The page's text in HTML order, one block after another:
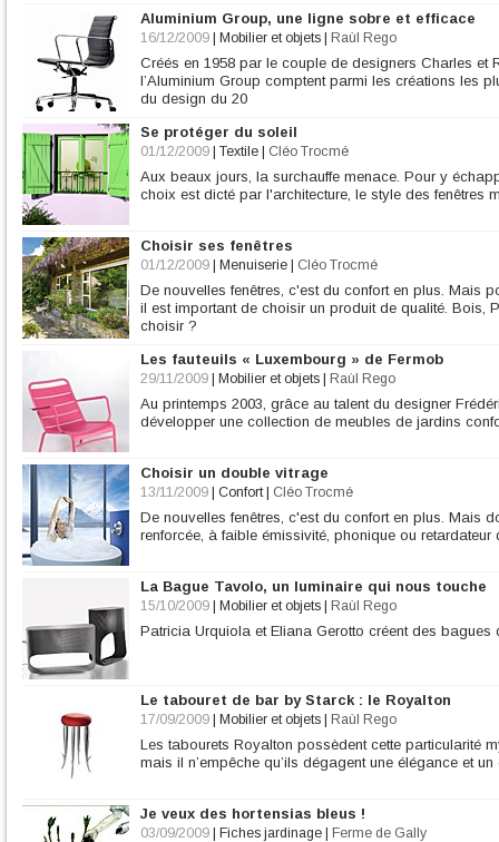
Aluminium Group, une ligne sobre et efficace
16/12/2009 Mobilier et objets Raùl Rego
Créés en 1958 par le couple de designers Charles et
l’Aluminium Group comptent parmi les créations les
du design du 20
Se protéger du soleil
01/12/2009 Textile Cléo Trocmé
Aux beaux jours, la surchauffe menace. Pour y
choix est dicté par l'architecture, le style des fenêtres
Choisir ses fenêtres
01/12/2009 Menuiserie Cléo Trocmé
De nouvelles fenêtres, c'est du confort en plus. Mais
il est important de choisir un produit de qualité. Bois,
choisir ?
Les fauteuils « Luxembourg » de Fermob
29/11/2009 Mobilier et objets Raùl Rego
Au printemps 2003, grâce au talent du designer
développer une collection de meubles de jardins
Choisir un double vitrage
13/11/2009 Confort| Cléo Trocmé
De nouvelles fenêtres, c'est du confort en plus. Mais
renforcée, à faible émissivité, phonique ou
La Bague Tavolo, un luminaire qui nous touche
15/10/2009 Mobilier et objets Raùl Rego
Patricia Urquiola et Eliana Gerotto créent des
Le tabouret de bar by Starck : le Royalton
17/09/2009 Mobilier et objets Raùl Rego
Les tabourets Royalton possèdent cette particularité
mais il n’empêche qu’ils dégagent une élégance et
Je veux des hortensias bleus !
03/09/2009 Fiches jardinage Ferme de Gally